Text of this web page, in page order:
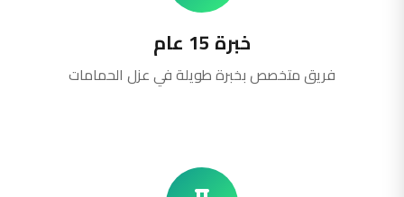
خبرة 15 عام
فريق متخصص بخبرة طويلة في عزل الحمامات